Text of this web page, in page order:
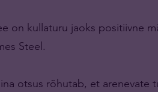
on kullaturu jaoks positiivne
Steel.
otsus rõhutab, et arenevate